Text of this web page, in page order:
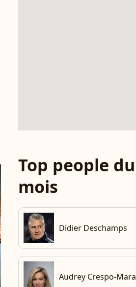
Top people du
mois
Didier Deschamps
Audrey Crespo-Mara